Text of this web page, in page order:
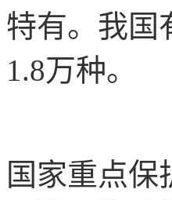
特有。我国
1.8万种。
国家重点保